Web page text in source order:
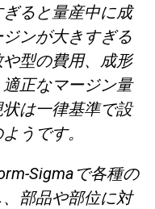
ると量産中に成
ンが大きすぎる
型の費用、成形
正なマージン量
は一律基準で設
うです。
Sigmaで各種の
部品や部位に対